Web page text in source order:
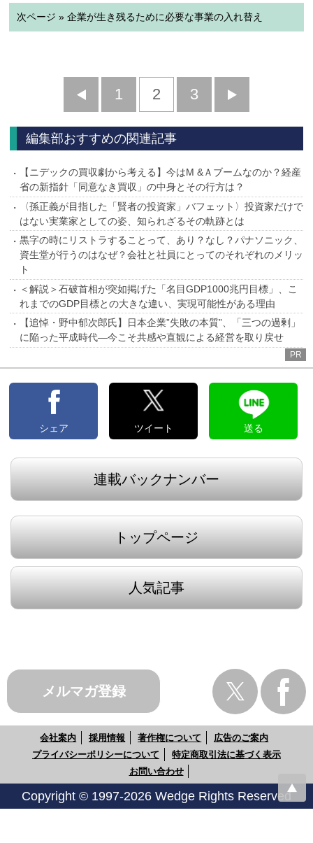
次ページ » 企業が生き残るために必要な事業の入れ替え
前
へ
1 2 3
へ
編集部おすすめの関連記事
【ニデックの買収劇から考える】今はM &Ａブームなのか？経産
省の新指針「同意なき買収」の中身とその行方は？
〈孫正義が目指した「賢者の投資家」バフェット〉投資家だけで
はない実業家としての姿、知られざるその軌跡とは
黒字の時にリストラすることって、あり？なし？パナソニック、
資生堂が行うのはなぜ？会社と社員にとってのそれぞれのメリッ
ト
＜解説＞石破首相が突如掲げた「名目GDP1000兆円目標」、こ
れまでのGDP目標との大きな違い、実現可能性がある理由
【追悼・野中郁次郎氏】日本企業”失敗の本質”、「三つの過剰」
に陥った平成時代―今こそ共感や直観による経営を取り戻せ
PR
シェア ツイート 送る
連載バックナンバー
トップページ
人気記事
メルマガ登録
会社案内 採用情報 著作権について
広告のご案内
プライバシーポリシーについて
特定商取引法に基づく表示
お問い合わせ
Copyright © 1997-2026 Wedge Rights Reserved